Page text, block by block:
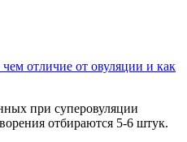
отличие от овуляции и как
при суперовуляции
отбираются 5-6 штук.